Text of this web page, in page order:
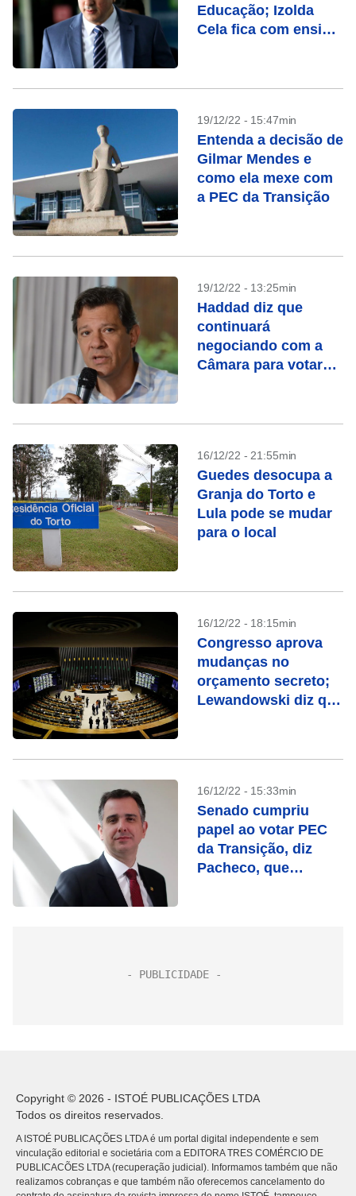
Educação; Izolda
Cela fica com ensino
19/12/22 - 15:47min
Entenda a decisão de
Gilmar Mendes e
como ela mexe com
a PEC da Transição
19/12/22 - 13:25min
Haddad diz que
continuará
negociando com a
Câmara para votar
16/12/22 - 21:55min
Guedes desocupa a
Granja do Torto e
Lula pode se mudar
para o local
16/12/22 - 18:15min
Congresso aprova
mudanças no
orçamento secreto;
Lewandowski diz que
STF
16/12/22 - 15:33min
Senado cumpriu
papel ao votar PEC
da Transição, diz
Pacheco, que
Copyright © 2026 - ISTOÉ PUBLICAÇÕES LTDA
Todos os direitos reservados.
A ISTOÉ PUBLICAÇÕES LTDA é um portal digital independente e sem
vinculação editorial e societária com a EDITORA TRES COMÉRCIO DE
PUBLICACÕES LTDA (recuperação judicial). Informamos também que não
realizamos cobranças e que também não oferecemos cancelamento do